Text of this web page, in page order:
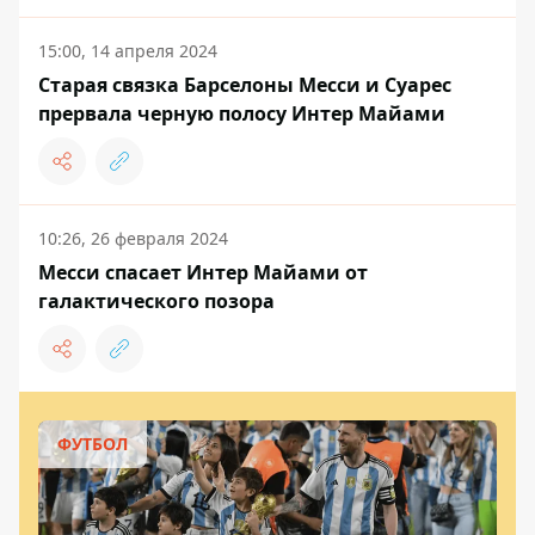
15:00, 14 апреля 2024
Старая связка Барселоны Месси и Суарес
прервала черную полосу Интер Майами
10:26, 26 февраля 2024
Месси спасает Интер Майами от
галактического позора
ФУТБОЛ